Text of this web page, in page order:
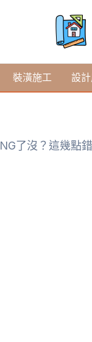
裝潢施工 設
了沒？這幾點